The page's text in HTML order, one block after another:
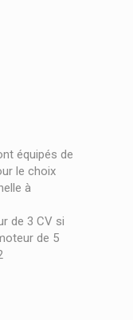
équipés de
le choix
à
de 3 CV si
de 5